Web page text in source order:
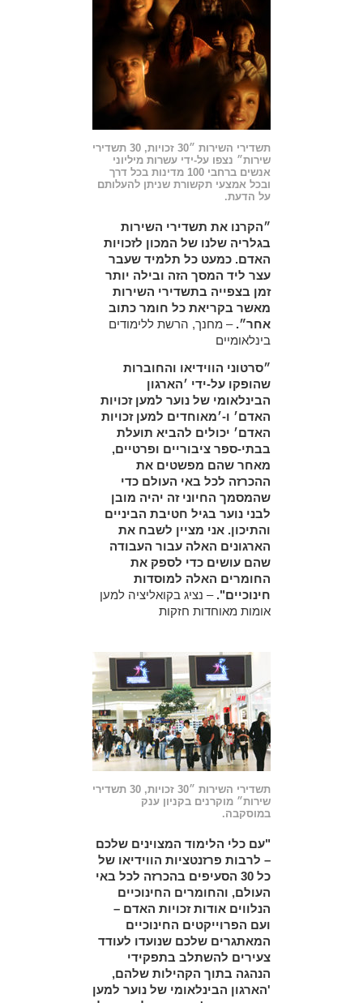
תשדירי השירות ״30 זכויות, 30 תשדירי
שירות״ נצפו על-ידי עשרות מיליוני
אנשים ברחבי 100 מדינות בכל דרך
ובכל אמצעי תקשורת שניתן להעלותם
על הדעת.
״הקרנו את תשדירי השירות
בגלריה שלנו של המכון לזכויות
האדם. כמעט כל תלמיד שעבר
עצר ליד המסך הזה ובילה יותר
זמן בצפייה בתשדירי השירות
מאשר בקריאת כל חומר כתוב
אחר״. – מחנך, הרשת ללימודים
בינלאומיים
״סרטוני הווידיאו והחוברות
שהופקו על-ידי ׳הארגון
הבינלאומי של נוער למען זכויות
האדם׳ ו-׳מאוחדים למען זכויות
האדם׳ יכולים להביא תועלת
בבתי-ספר ציבוריים ופרטיים,
מאחר שהם מפשטים את
ההכרזה לכל באי העולם כדי
שהמסמך החיוני זה יהיה מובן
לבני נוער בגיל חטיבת הביניים
והתיכון. אני מציין לשבח את
הארגונים האלה עבור העבודה
שהם עושים כדי לספק את
החומרים האלה למוסדות
חינוכיים". – נציג בקואליציה למען
אומות מאוחדות חזקות
תשדירי השירות ״30 זכויות, 30 תשדירי
שירות״ מוקרנים בקניון ענק
במוסקבה.
"עם כלי הלימוד המצוינים שלכם
– לרבות פרזנטציות הווידיאו של
כל 30 הסעיפים בהכרזה לכל באי
העולם, והחומרים החינוכיים
הנלווים אודות זכויות האדם –
ועם הפרוייקטים החינוכיים
המאתגרים שלכם שנועדו לעודד
צעירים להשתלב בתפקידי
הנהגה בתוך הקהילות שלהם,
'הארגון הבינלאומי של נוער למען